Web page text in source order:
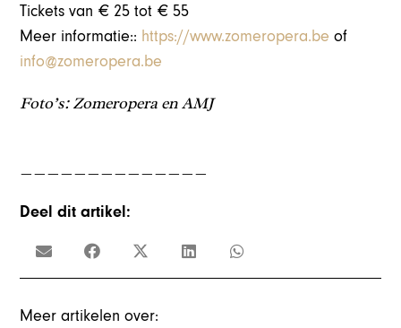
Tickets van € 25 tot € 55
Meer informatie:: https://www.zomeropera.be of
info@zomeropera.be
Foto’s: Zomeropera en AMJ
Deel dit artikel:
Meer artikelen over: